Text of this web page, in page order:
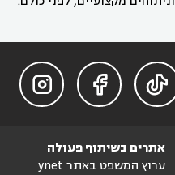



אתרים בשיתוף פעולה
ערוץ המשפט באתר ynet